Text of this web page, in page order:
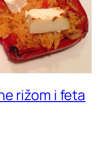
rižom i feta